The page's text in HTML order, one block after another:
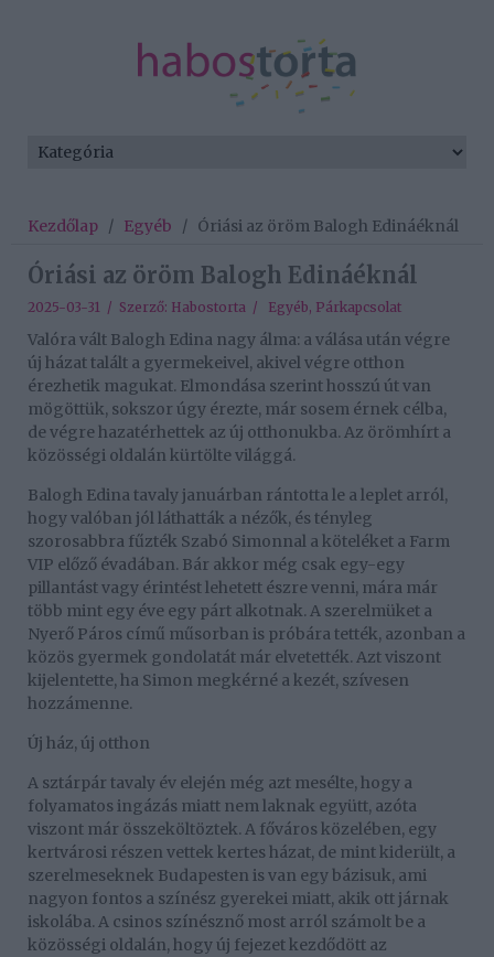
Kezdőlap / Egyéb / Óriási az öröm Balogh Edináéknál
Óriási az öröm Balogh Edináéknál
2025-03-31 / Szerző: Habostorta / Egyéb, Párkapcsolat
Valóra vált Balogh Edina nagy álma: a válása után végre
új házat talált a gyermekeivel, akivel végre otthon
érezhetik magukat. Elmondása szerint hosszú út van
mögöttük, sokszor úgy érezte, már sosem érnek célba,
de végre hazatérhettek az új otthonukba. Az örömhírt a
közösségi oldalán kürtölte világgá.
Balogh Edina tavaly januárban rántotta le a leplet arról,
hogy valóban jól láthatták a nézők, és tényleg
szorosabbra fűzték Szabó Simonnal a köteléket a Farm
VIP előző évadában. Bár akkor még csak egy-egy
pillantást vagy érintést lehetett észre venni, mára már
több mint egy éve egy párt alkotnak. A szerelmüket a
Nyerő Páros című műsorban is próbára tették, azonban a
közös gyermek gondolatát már elvetették. Azt viszont
kijelentette, ha Simon megkérné a kezét, szívesen
hozzámenne.
Új ház, új otthon
A sztárpár tavaly év elején még azt mesélte, hogy a
folyamatos ingázás miatt nem laknak együtt, azóta
viszont már összeköltöztek. A főváros közelében, egy
kertvárosi részen vettek kertes házat, de mint kiderült, a
szerelmeseknek Budapesten is van egy bázisuk, ami
nagyon fontos a színész gyerekei miatt, akik ott járnak
iskolába. A csinos színésznő most arról számolt be a
közösségi oldalán, hogy új fejezet kezdődött az